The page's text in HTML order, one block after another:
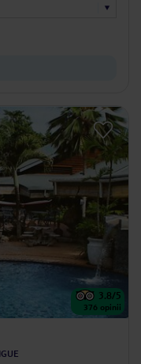
3.8/5
376 opinii